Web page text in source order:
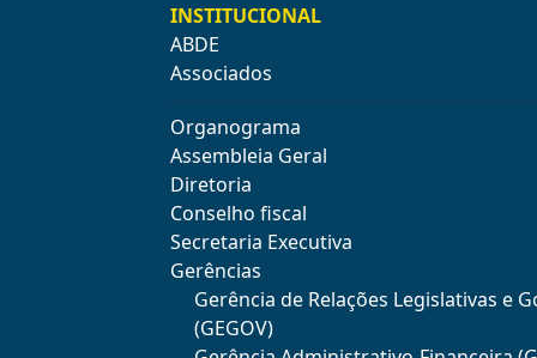
INSTITUCIONAL
ABDE
Associados
Organograma
Assembleia Geral
Diretoria
Conselho fiscal
Secretaria Executiva
Gerências
Gerência de Relações Legislativas e
(GEGOV)